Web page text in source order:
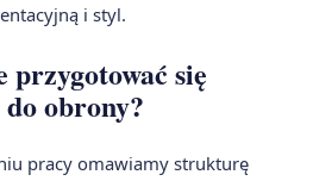
i styl.
przygotować się
obrony?
pracy omawiamy strukturę